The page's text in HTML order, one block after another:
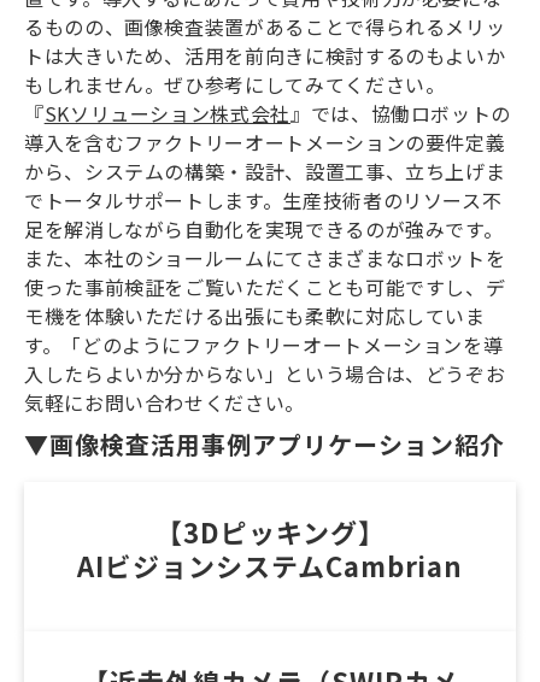
るものの、画像検査装置があることで得られるメリッ
トは大きいため、活用を前向きに検討するのもよいか
もしれません。ぜひ参考にしてみてください。
『SKソリューション株式会社』では、協働ロボットの
導入を含むファクトリーオートメーションの要件定義
から、システムの構築・設計、設置工事、立ち上げま
でトータルサポートします。生産技術者のリソース不
足を解消しながら自動化を実現できるのが強みです。
また、本社のショールームにてさまざまなロボットを
使った事前検証をご覧いただくことも可能ですし、デ
モ機を体験いただける出張にも柔軟に対応していま
す。「どのようにファクトリーオートメーションを導
入したらよいか分からない」という場合は、どうぞお
気軽にお問い合わせください。
▼画像検査活用事例アプリケーション紹介
【3Dピッキング】
AIビジョンシステムCambrian